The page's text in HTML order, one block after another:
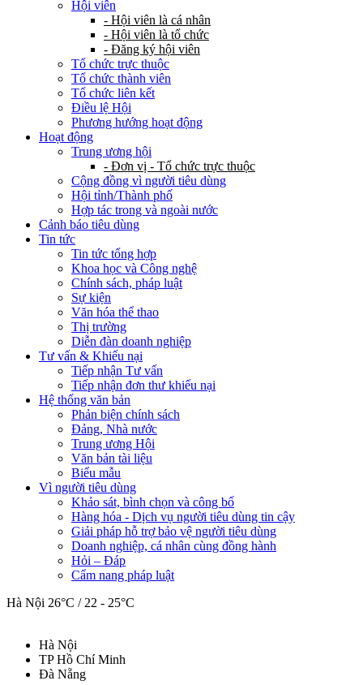
Hội viên
- Hội viên là cá nhân
- Hội viên là tổ chức
- Đăng ký hội viên
Tổ chức trực thuộc
Tổ chức thành viên
Tổ chức liên kết
Điều lệ Hội
Phương hướng hoạt động
Hoạt động
Trung ương hội
- Đơn vị - Tổ chức trực thuộc
Cộng đồng vì người tiêu dùng
Hội tỉnh/Thành phố
Hợp tác trong và ngoài nước
Cảnh báo tiêu dùng
Tin tức
Tin tức tổng hợp
Khoa học và Công nghệ
Chính sách, pháp luật
Sự kiện
Văn hóa thể thao
Thị trường
Diễn đàn doanh nghiệp
Tư vấn & Khiếu nại
Tiếp nhận Tư vấn
Tiếp nhận đơn thư khiếu nại
Hệ thống văn bản
Phản biện chính sách
Đảng, Nhà nước
Trung ương Hội
Văn bản tài liệu
Biểu mẫu
Vì người tiêu dùng
Khảo sát, bình chọn và công bố
Hàng hóa - Dịch vụ người tiêu dùng tin cậy
Giải pháp hỗ trợ bảo vệ người tiêu dùng
Doanh nghiệp, cá nhân cùng đồng hành
Hỏi – Đáp
Cẩm nang pháp luật
Hà Nội 26°C / 22 - 25°C
Hà Nội
TP Hồ Chí Minh
Đà Nẵng